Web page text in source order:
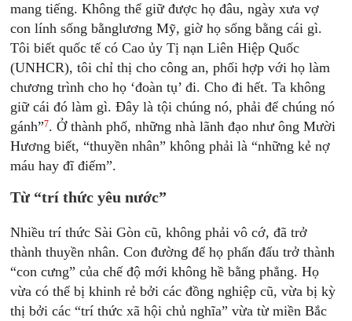
mang tiếng. Không thể giữ được họ đâu, ngày xưa vợ
con lính sống bằnglương Mỹ, giờ họ sống bằng cái gì.
Tôi biết quốc tế có Cao ủy Tị nạn Liên Hiệp Quốc
(UNHCR), tôi chỉ thị cho công an, phối hợp với họ làm
chương trình cho họ ‘đoàn tụ’ đi. Cho đi hết. Ta không
giữ cái đó làm gì. Đây là tội chúng nó, phải để chúng nó
gánh”7. Ở thành phố, những nhà lãnh đạo như ông Mười
Hương biết, “thuyền nhân” không phải là “những kẻ nợ
máu hay đĩ điếm”.
Từ “trí thức yêu nước”
Nhiều trí thức Sài Gòn cũ, không phải vô cớ, đã trở
thành thuyền nhân. Con đường để họ phấn đấu trở thành
“con cưng” của chế độ mới không hề bằng phẳng. Họ
vừa có thể bị khinh rẻ bởi các đồng nghiệp cũ, vừa bị kỳ
thị bởi các “trí thức xã hội chủ nghĩa” vừa từ miền Bắc